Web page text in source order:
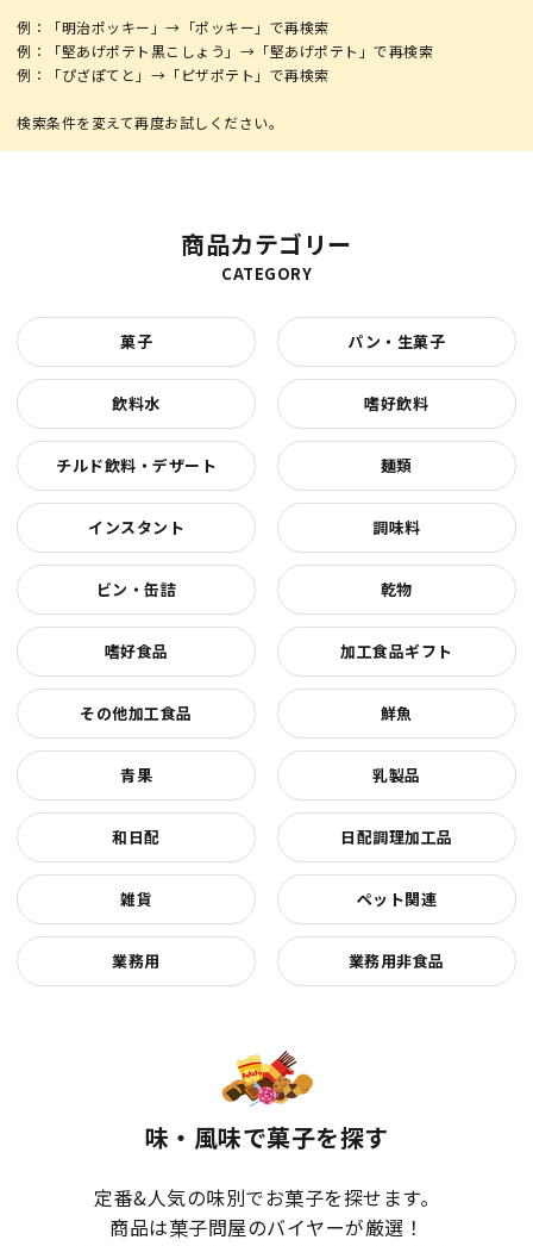
例：「明治ポッキー」→「ポッキー」で再検索
例：「堅あげポテト黒こしょう」→「堅あげポテト」で再検索
例：「ぴざぽてと」→「ピザポテト」で再検索
商品カテゴリー
CATEGORY
菓子 パン・生菓子
飲料水 嗜好飲料
チルド飲料・デザート 麺類
インスタント 調味料
ビン・缶詰 乾物
嗜好食品 加工食品ギフト
その他加工食品 鮮魚
青果 乳製品
和日配 日配調理加工品
雑貨 ペット関連
業務用 業務用非食品
味・風味で菓子を探す
定番&人気の味別でお菓子を探せます。
商品は菓子問屋のバイヤーが厳選！